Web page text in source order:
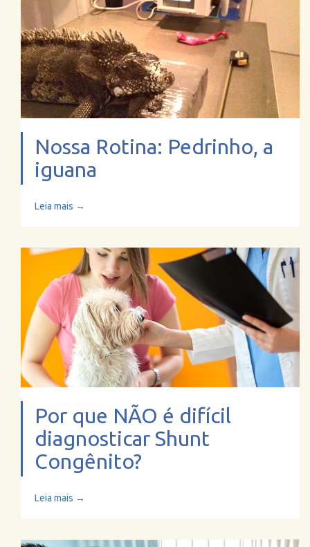
Nossa Rotina: Pedrinho, a
iguana
Leia mais →
Por que NÃO é difícil
diagnosticar Shunt
Congênito?
Leia mais →